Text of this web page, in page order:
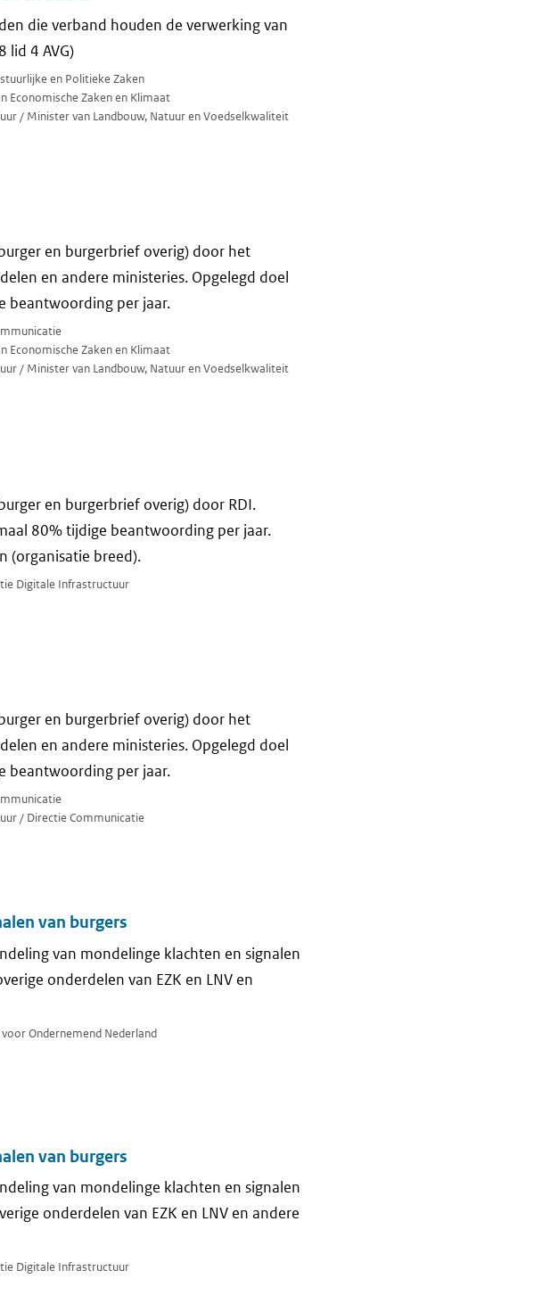
die verband houden de verwerking van
lid 4 AVG)
en Politieke Zaken
Economische Zaken en Klimaat
/ Minister van Landbouw, Natuur en Voedselkwaliteit
en burgerbrief overig) door het
en andere ministeries. Opgelegd doel
beantwoording per jaar.
Economische Zaken en Klimaat
/ Minister van Landbouw, Natuur en Voedselkwaliteit
en burgerbrief overig) door RDI.
80% tijdige beantwoording per jaar.
(organisatie breed).
Digitale Infrastructuur
en burgerbrief overig) door het
en andere ministeries. Opgelegd doel
beantwoording per jaar.
/ Directie Communicatie
van burgers
van mondelinge klachten en signalen
onderdelen van EZK en LNV en
Ondernemend Nederland
van burgers
van mondelinge klachten en signalen
onderdelen van EZK en LNV en andere
Digitale Infrastructuur